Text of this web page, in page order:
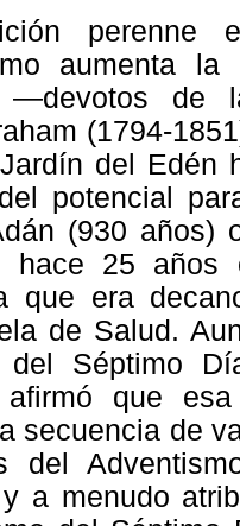
aumenta
—devotos de
(1794-
del Edén
potencial
(930 años)
hace 25 años
que era
de Salud.
del Séptimo
afirmó que
secuencia de
del
a menudo